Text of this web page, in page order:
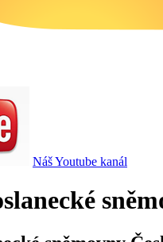
Náš Youtube kanál